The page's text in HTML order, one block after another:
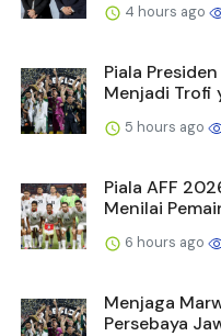
4 hours ago
Piala
Menjadi Trofi
5 hours ago
Piala AFF
Menilai
6 hours ago
Menjaga
Persebaya